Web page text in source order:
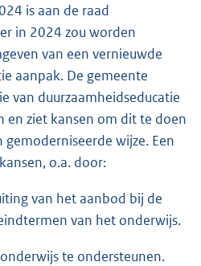
is aan de raad
in 2024 zou worden
van een vernieuwde
aanpak. De gemeente
van duurzaamheidseducatie
en ziet kansen om dit te doen
wijze. Een
o.a. door:
van het aanbod bij de
van het onderwijs.
te ondersteunen.